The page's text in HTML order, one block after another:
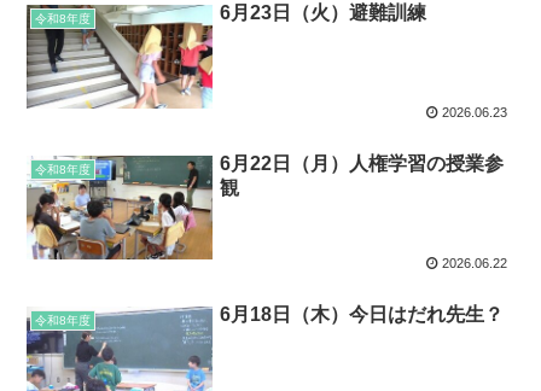
令和8年度 6月23日（火）避難訓練
2026.06.23
令和8年度
6月22日（月）人権学習の授業参
観
2026.06.22
令和8年度 6月18日（木）今日はだれ先生？